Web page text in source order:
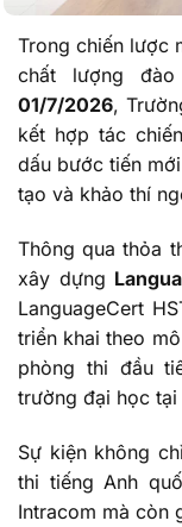
Trong chiến lược
chất lượng
01/7/2026,
kết hợp tác
dấu bước tiến
tạo và khảo thí
Thông qua thỏa
xây dựng
LanguageCert
triển khai theo
phòng thi đầu
trường đại học tại
Sự kiện không
thi tiếng Anh
Intracom mà còn